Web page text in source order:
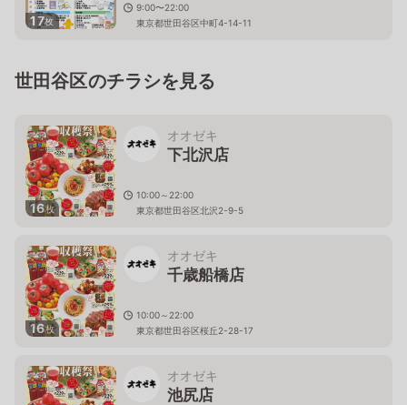
17枚
9:00〜22:00
東京都世田谷区中町4-14-11
世田谷区のチラシを見る
16枚
オオゼキ
下北沢店
10:00～22:00
東京都世田谷区北沢2-9-5
16枚
オオゼキ
千歳船橋店
10:00～22:00
東京都世田谷区桜丘2-28-17
オオゼキ
池尻店